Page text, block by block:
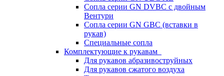
Сопла серии GN DVBC с двойным
Вентури
Сопла серии GN GBC (вставки в
рукав)
Специальные сопла
Комплектующие к рукавам
Для рукавов абразивоструйных
Для рукавов сжатого воздуха